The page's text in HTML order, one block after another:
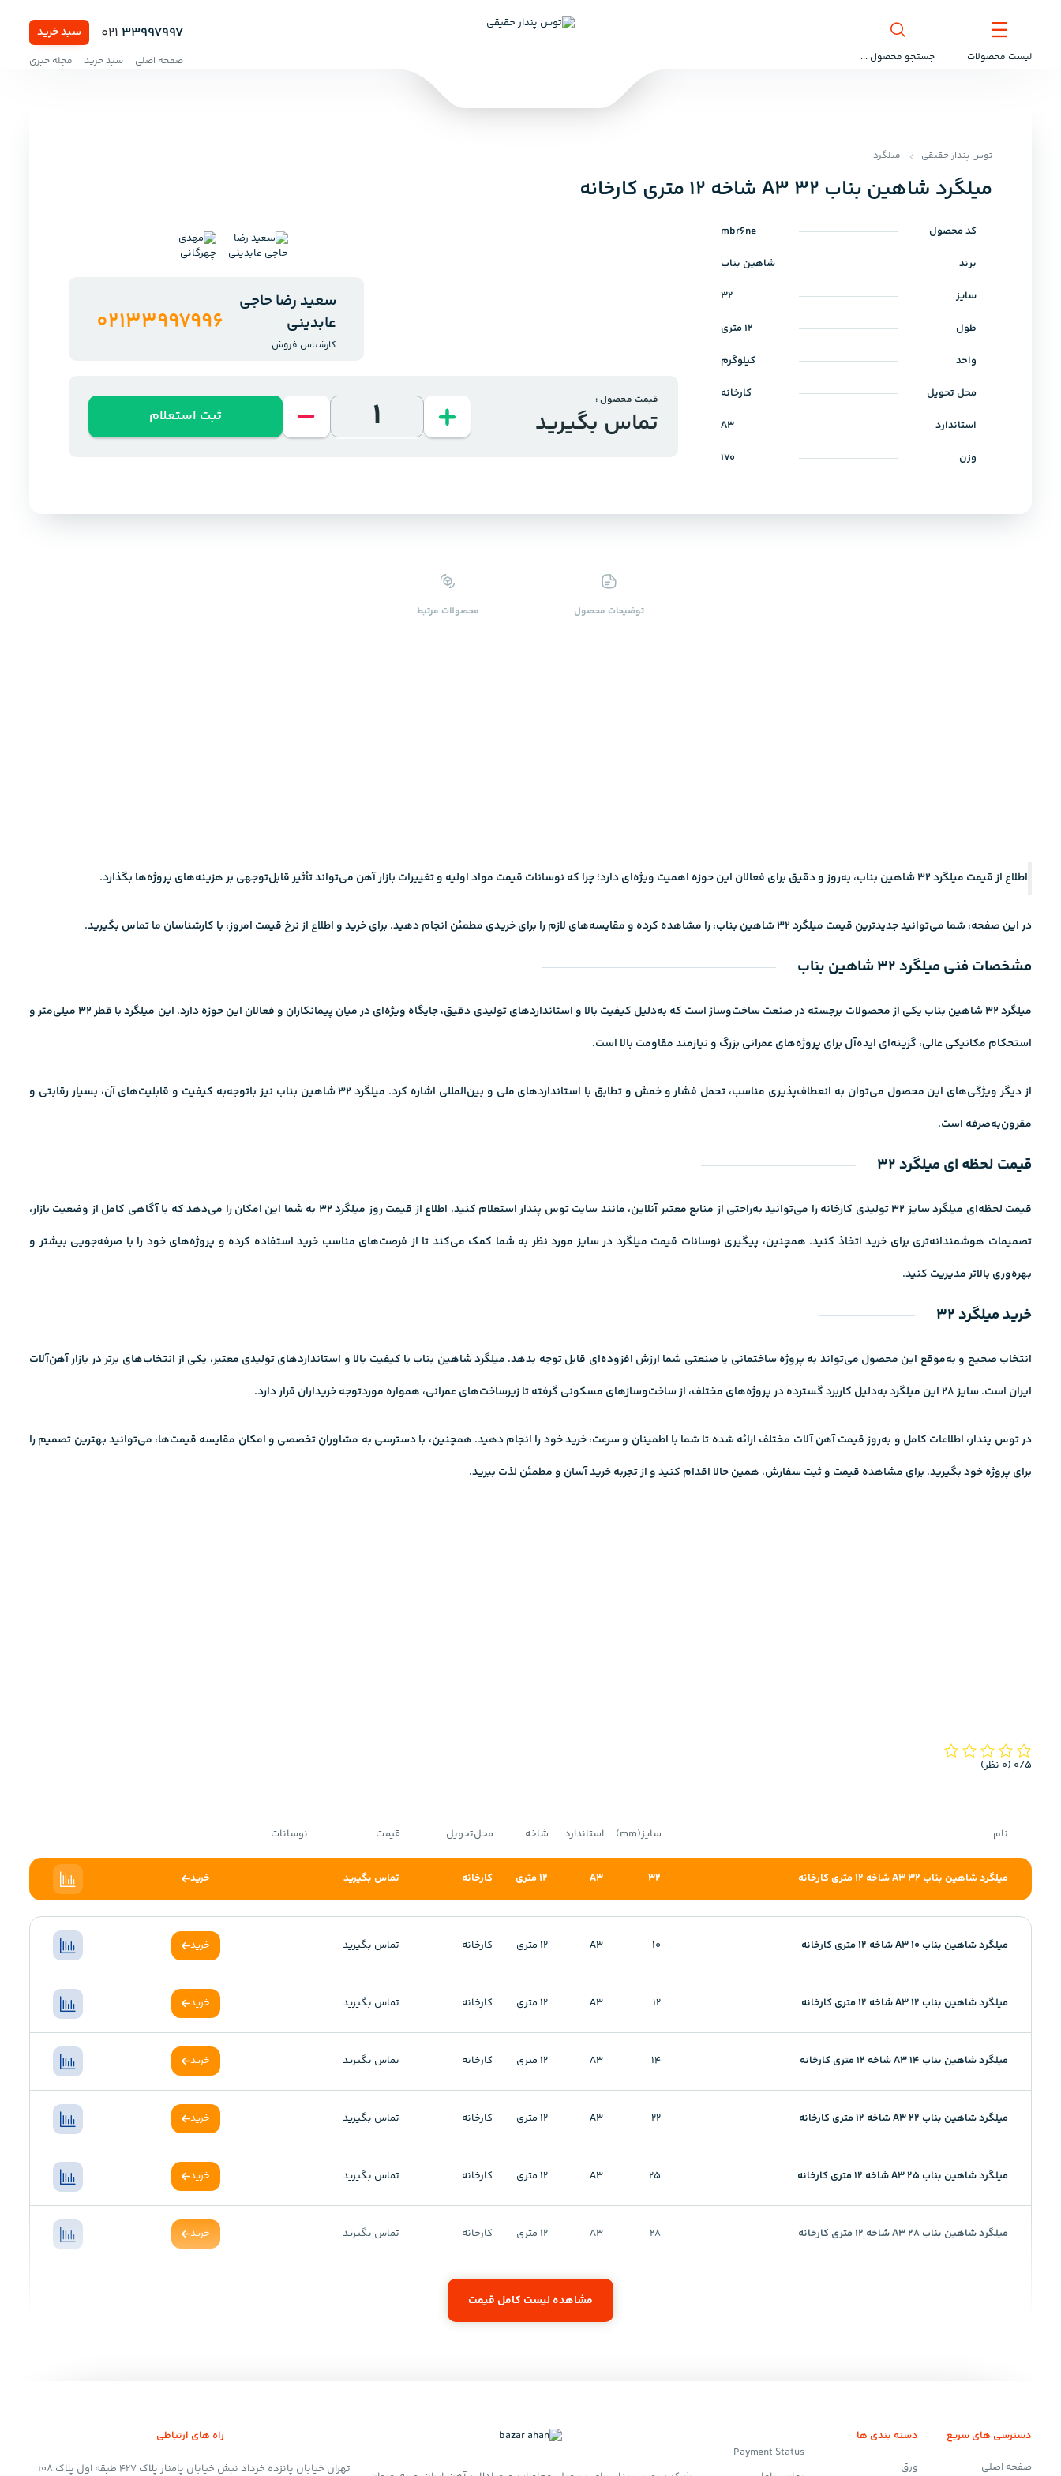
لیست محصولات جستجو محصول ...
سبد خرید 021 33997997
صفحه اصلی سبد خرید مجله خبری
توس پندار حقیقی میلگرد
میلگرد شاهین بناب 32 A3 شاخه 12 متری کارخانه
کد محصول mbr6ne
برند شاهین بناب
سایز 32
طول 12 متری
واحد کیلوگرم
محل تحویل کارخانه
استاندارد A3
وزن 170
سعید رضا حاجی
عابدینی
کارشناس فروش
02133997996
قیمت محصول :
تماس بگیرید ثبت استعلام
توضیحات محصول محصولات ‌مرتبط
اطلاع از قیمت میلگرد 32 شاهین بناب، به‌روز و دقیق برای فعالان این حوزه اهمیت ویژه‌ای دارد؛ چرا که نوسانات قیمت مواد اولیه و تغییرات بازار آهن می‌تواند تأثیر قابل‌توجهی بر هزینه‌های پروژه‌ها بگذارد.
در این صفحه، شما می‌توانید جدیدترین قیمت میلگرد 32 شاهین بناب، را مشاهده کرده و مقایسه‌های لازم را برای خریدی مطمئن انجام دهید. برای خرید و اطلاع از نرخ قیمت امروز، با کارشناسان ما تماس بگیرید.
مشخصات فنی میلگرد 32 شاهین بناب
میلگرد 32 شاهین بناب یکی از محصولات برجسته
در صنعت ساخت‌وساز است که به‌دلیل کیفیت بالا و استانداردهای تولیدی دقیق، جایگاه ویژه‌ای در میان پیمانکاران و فعالان این حوزه دارد. این میلگرد با قطر 32 میلی‌متر و
استحکام مکانیکی عالی، گزینه‌ای ایده‌آل برای پروژه‌های عمرانی بزرگ و نیازمند مقاومت بالا است.
از دیگر ویژگی‌های این محصول می‌توان به انعطاف‌پذیری مناسب، تحمل فشار و خمش و تطابق با استانداردهای ملی و بین‌المللی اشاره کرد. میلگرد 32 شاهین بناب نیز باتوجه‌به کیفیت و قابلیت‌های آن، بسیار رقابتی و
مقرون‌به‌صرفه است.
قیمت لحظه ای میلگرد 32
قیمت لحظه‌ای میلگرد سایز 32 تولیدی کارخانه را می‌توانید به‌راحتی از منابع معتبر آنلاین، مانند سایت توس پندار استعلام کنید. اطلاع از قیمت روز میلگرد 32 به شما این امکان را می‌دهد که با آگاهی کامل از وضعیت بازار،
تصمیمات هوشمندانه‌تری برای خرید اتخاذ کنید. همچنین، پیگیری نوسانات قیمت میلگرد در سایز مورد نظر به شما کمک می‌کند تا از فرصت‌های مناسب خرید استفاده کرده و پروژه‌های خود را با صرفه‌جویی بیشتر و
بهره‌وری بالاتر مدیریت کنید.
خرید میلگرد 32
انتخاب صحیح و به‌موقع این محصول می‌تواند به پروژه ساختمانی یا صنعتی شما ارزش افزوده‌ای قابل توجه بدهد. میلگرد شاهین بناب با کیفیت بالا و استانداردهای تولیدی معتبر، یکی از انتخاب‌های برتر در بازار آهن‌آلات
ایران است. سایز 28 این میلگرد به‌دلیل کاربرد گسترده در پروژه‌های مختلف، از ساخت‌وسازهای مسکونی گرفته تا زیرساخت‌های عمرانی، همواره موردتوجه خریداران قرار دارد.
در توس پندار، اطلاعات کامل و به‌روزقیمت آهن آلات مختلف ارائه شده تا شما با اطمینان و سرعت، خرید خود را انجام دهید. همچنین، با دسترسی به مشاوران تخصصی و امکان مقایسه قیمت‌ها، می‌توانید بهترین تصمیم را
برای پروژه خود بگیرید. برای مشاهده قیمت و ثبت سفارش، همین حالا اقدام کنید و از تجربه خرید آسان و مطمئن لذت ببرید.
‫0/5 ‫(0 نظر)
نام سایز(mm) استاندارد شاخه محل‌تحویل قیمت نوسانات
میلگرد شاهین بناب 32 A3 شاخه 12 متری کارخانه 32
A3 12 متری کارخانه تماس بگیرید خرید
میلگرد شاهین بناب 10 A3 شاخه 12 متری کارخانه 10
A3 12 متری کارخانه تماس بگیرید خرید
میلگرد شاهین بناب 12 A3 شاخه 12 متری کارخانه 12
A3 12 متری کارخانه تماس بگیرید خرید
میلگرد شاهین بناب 14 A3 شاخه 12 متری کارخانه 14
A3 12 متری کارخانه تماس بگیرید خرید
میلگرد شاهین بناب 22 A3 شاخه 12 متری کارخانه 22
A3 12 متری کارخانه تماس بگیرید خرید
میلگرد شاهین بناب 25 A3 شاخه 12 متری کارخانه 25
A3 12 متری کارخانه تماس بگیرید خرید
میلگرد شاهین بناب 28 A3 شاخه 12 متری کارخانه 28
A3 12 متری کارخانه تماس بگیرید خرید
مشاهده لیست کامل قیمت
دسترسی های سریع
صفحه اصلی
دسته بندی ها
ورق
Payment Status
راه های ارتباطی
تهران خیابان پانزده خرداد نبش خیابان پامنار پلاک 427 طبقه اول پلاک 108